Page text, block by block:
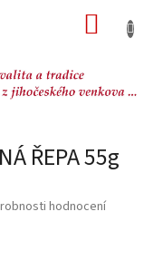
ŘEPA 55g
hodnocení